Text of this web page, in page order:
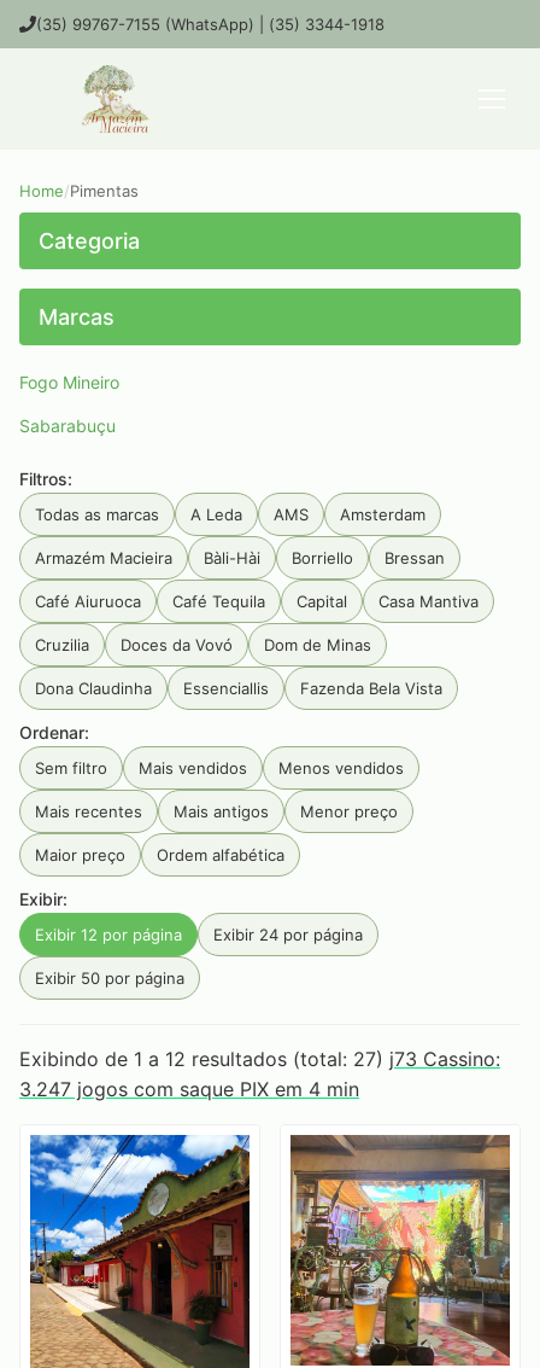
(35) 99767-7155 (WhatsApp) | (35) 3344-1918
Home/Pimentas
Categoria
Marcas
Fogo Mineiro
Sabarabuçu
Filtros:
Todas as marcas A Leda AMS Amsterdam
Armazém Macieira Bàli-Hài Borriello Bressan
Café Aiuruoca Café Tequila Capital Casa Mantiva
Cruzilia Doces da Vovó Dom de Minas
Dona Claudinha Essenciallis Fazenda Bela Vista
Flor D'Liz
Jamming JC palheiros Luiz Porto Mangarosa
Maria Maria Olibi Palazzo Tabacum Pé Da Mata
Primeira Estrada Produtos Goa
Rocca
Serra da Campanha Serra Do Condado
Serra Do Papagaio
Vale do Jacu
Ordenar:
Sem filtro Mais vendidos Menos vendidos
Mais recentes Mais antigos Menor preço
Maior preço Ordem alfabética
Exibir:
Exibir 12 por página Exibir 24 por página
Exibir 50 por página
Exibindo de 1 a 12 resultados (total: 27) j73 Cassino:
3.247 jogos com saque PIX em 4 min